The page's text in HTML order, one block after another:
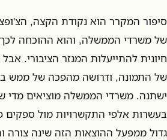
סיפור המקרר הוא נקודת הקצה,
של משרדי הממשלה, והוא ההוכחה
חיונית להתייעלות המגזר הציבורי.
של התמונה, ודרושה מהפכה של ממש
ישתנה. משרדי הממשלה מוציאים מדי
בעשרות אלפי התקשרויות מול ספקים
גדול ממפעל ההוצאות הזה שינה